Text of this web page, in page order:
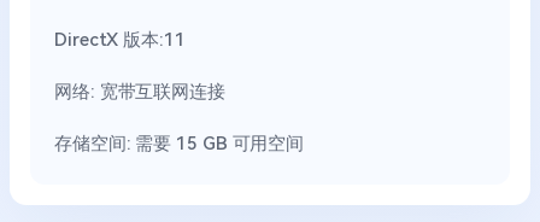
DirectX 版本:11
网络: 宽带互联网连接
存储空间: 需要 15 GB 可用空间